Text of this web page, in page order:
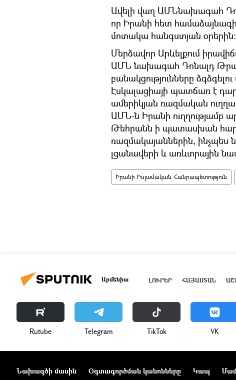
Ավելի վաղ ԱՄՆնախագահ
որ Իրանի հետ
մոտակա հանգստյան օրերին:
Մերձավոր Արևելքում
ԱՄՆ նախագահ Դոնալդ
բանակցությունները
Էսկալացիայի պատճառ է
ամերիկյան ռազմական
ԱՄՆ-ն Իրանի ուղղությամբ
Թեհրանն ի պատասխան
ռազմակայաններին, ինչպես
լցանավերի և առևտրային
Իրանի Իսլամական Հանրապետություն
Արմենիա ԼՈՒՐԵՐ ՀԱՅԱՍՏԱՆ
Rutube Telegram ТikТоk VK
Նախագծի մասին Օգտագործման կանոնները Կապ